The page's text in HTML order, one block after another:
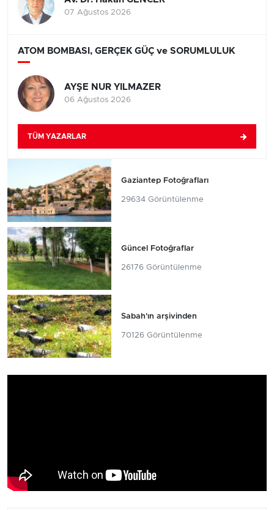
07 Ağustos 2026
ATOM BOMBASI, GERÇEK GÜÇ ve SORUMLULUK
AYŞE NUR YILMAZER
06 Ağustos 2026
TÜM YAZARLAR
Gaziantep Fotoğrafları
29634 Görüntülenme
Güncel Fotoğraflar
26176 Görüntülenme
Sabah'ın arşivinden
70126 Görüntülenme